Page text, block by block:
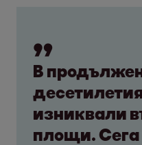
В
изниквали
площи. Сега